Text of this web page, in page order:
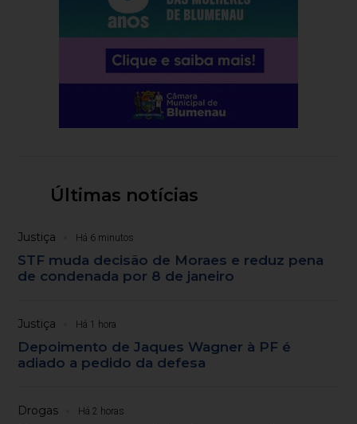
Últimas notícias
Justiça Há 6 minutos
STF muda decisão de Moraes e reduz pena
de condenada por 8 de janeiro
Justiça Há 1 hora
Depoimento de Jaques Wagner à PF é
adiado a pedido da defesa
Drogas Há 2 horas